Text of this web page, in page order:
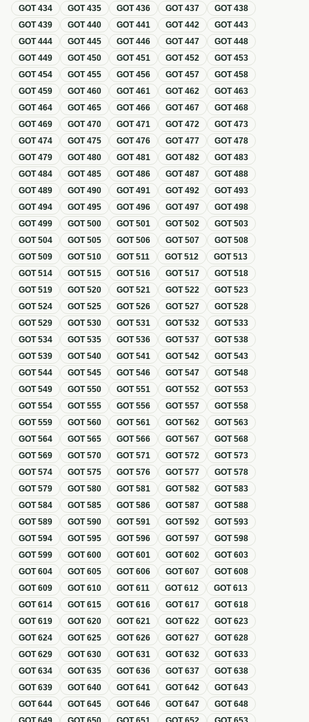
GOT434 GOT435 GOT436 GOT437 GOT438
GOT439 GOT440 GOT441 GOT442 GOT443
GOT444 GOT445 GOT446 GOT447 GOT448
GOT449 GOT450 GOT451 GOT452 GOT453
GOT454 GOT455 GOT456 GOT457 GOT458
GOT459 GOT460 GOT461 GOT462 GOT463
GOT464 GOT465 GOT466 GOT467 GOT468
GOT469 GOT470 GOT471 GOT472 GOT473
GOT474 GOT475 GOT476 GOT477 GOT478
GOT479 GOT480 GOT481 GOT482 GOT483
GOT484 GOT485 GOT486 GOT487 GOT488
GOT489 GOT490 GOT491 GOT492 GOT493
GOT494 GOT495 GOT496 GOT497 GOT498
GOT499 GOT500 GOT501 GOT502 GOT503
GOT504 GOT505 GOT506 GOT507 GOT508
GOT509 GOT510 GOT511 GOT512 GOT513
GOT514 GOT515 GOT516 GOT517 GOT518
GOT519 GOT520 GOT521 GOT522 GOT523
GOT524 GOT525 GOT526 GOT527 GOT528
GOT529 GOT530 GOT531 GOT532 GOT533
GOT534 GOT535 GOT536 GOT537 GOT538
GOT539 GOT540 GOT541 GOT542 GOT543
GOT544 GOT545 GOT546 GOT547 GOT548
GOT549 GOT550 GOT551 GOT552 GOT553
GOT554 GOT555 GOT556 GOT557 GOT558
GOT559 GOT560 GOT561 GOT562 GOT563
GOT564 GOT565 GOT566 GOT567 GOT568
GOT569 GOT570 GOT571 GOT572 GOT573
GOT574 GOT575 GOT576 GOT577 GOT578
GOT579 GOT580 GOT581 GOT582 GOT583
GOT584 GOT585 GOT586 GOT587 GOT588
GOT589 GOT590 GOT591 GOT592 GOT593
GOT594 GOT595 GOT596 GOT597 GOT598
GOT599 GOT600 GOT601 GOT602 GOT603
GOT604 GOT605 GOT606 GOT607 GOT608
GOT609 GOT610 GOT611 GOT612 GOT613
GOT614 GOT615 GOT616 GOT617 GOT618
GOT619 GOT620 GOT621 GOT622 GOT623
GOT624 GOT625 GOT626 GOT627 GOT628
GOT629 GOT630 GOT631 GOT632 GOT633
GOT634 GOT635 GOT636 GOT637 GOT638
GOT639 GOT640 GOT641 GOT642 GOT643
GOT644 GOT645 GOT646 GOT647 GOT648